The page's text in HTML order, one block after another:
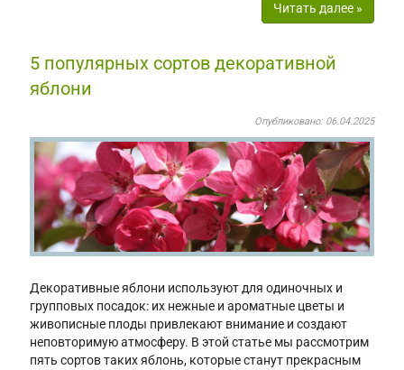
Читать далее »
5 популярных сортов декоративной
яблони
Опубликовано: 06.04.2025
Декоративные яблони используют для одиночных и
групповых посадок: их нежные и ароматные цветы и
живописные плоды привлекают внимание и создают
неповторимую атмосферу. В этой статье мы рассмотрим
пять сортов таких яблонь, которые станут прекрасным